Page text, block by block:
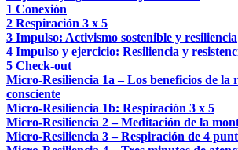
1 Conexión
2 Respiración 3 x 5
3 Impulso: Activismo sostenible y resiliencia
4 Impulso y ejercicio: Resiliencia y
5 Check-out
Micro-Resiliencia 1a – Los beneficios de la
consciente
Micro-Resiliencia 1b: Respiración 3 x 5
Micro-Resiliencia 2 – Meditación de la
Micro-Resiliencia 3 – Respiración de 4